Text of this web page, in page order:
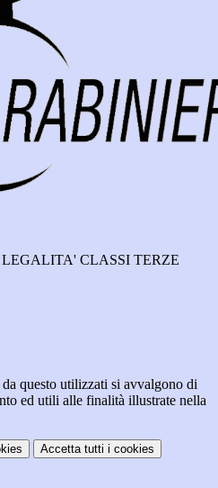
CLASSI TERZE
questo utilizzati si avvalgono di
ed utili alle finalità illustrate nella
Accetta tutti i cookies